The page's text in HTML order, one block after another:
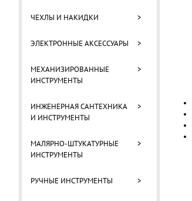
ЧЕХЛЫ И НАКИДКИ >
ЭЛЕКТРОННЫЕ АКСЕССУАРЫ >
МЕХАНИЗИРОВАННЫЕ
ИНСТРУМЕНТЫ
>
ИНЖЕНЕРНАЯ САНТЕХНИКА
И ИНСТРУМЕНТЫ
>
МАЛЯРНО-ШТУКАТУРНЫЕ
ИНСТРУМЕНТЫ
>
РУЧНЫЕ ИНСТРУМЕНТЫ >